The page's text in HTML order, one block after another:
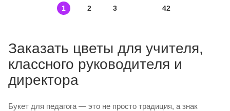
1 2 3 42
Заказать цветы для учителя,
классного руководителя и
директора
Букет для педагога — это не просто традиция, а знак